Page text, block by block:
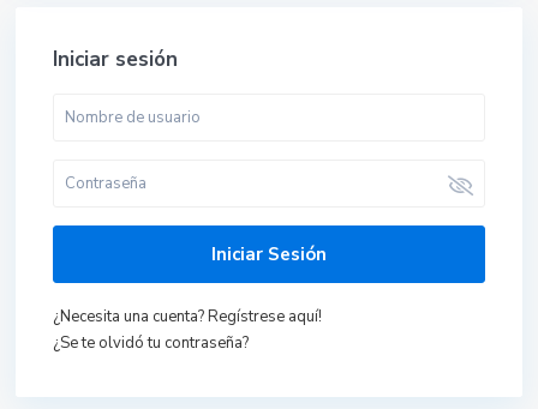
Iniciar sesión
Iniciar Sesión
¿Necesita una cuenta? Regístrese aquí!
¿Se te olvidó tu contraseña?